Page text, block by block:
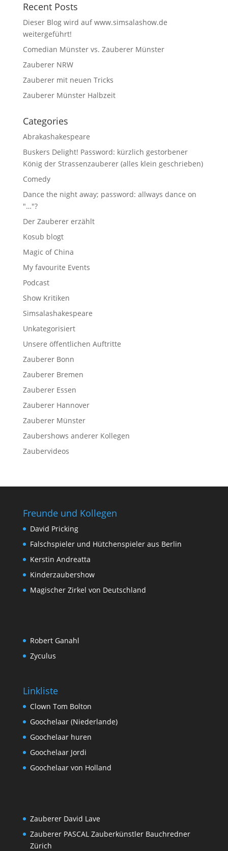
Recent Posts
Dieser Blog wird auf www.simsalashow.de
weitergeführt!
Comedian Münster vs. Zauberer Münster
Zauberer NRW
Zauberer mit neuen Tricks
Zauberer Münster Halbzeit
Categories
Abrakashakespeare
Buskers Delight! Password: kürzlich gestorbener
König der Strassenzauberer (alles klein geschrieben)
Comedy
Dance the night away; password: allways dance on
"…"?
Der Zauberer erzählt
Kosub blogt
Magic of China
My favourite Events
Podcast
Show Kritiken
Simsalashakespeare
Unkategorisiert
Unsere öffentlichen Auftritte
Zauberer Bonn
Zauberer Bremen
Zauberer Essen
Zauberer Hannover
Zauberer Münster
Zaubershows anderer Kollegen
Zaubervideos
Freunde und Kollegen
David Pricking
Falschspieler und Hütchenspieler aus Berlin
Kerstin Andreatta
Kinderzaubershow
Magischer Zirkel von Deutschland
Robert Ganahl
Zyculus
Linkliste
Clown Tom Bolton
Goochelaar (Niederlande)
Goochelaar huren
Goochelaar Jordi
Goochelaar von Holland
Zauberer David Lave
Zauberer PASCAL Zauberkünstler Bauchredner
Zürich